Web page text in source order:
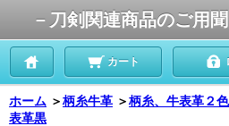
－刀剣関連商品のご用
カート
ホーム ＞柄糸牛革 ＞柄糸、牛表革２色
表革黒